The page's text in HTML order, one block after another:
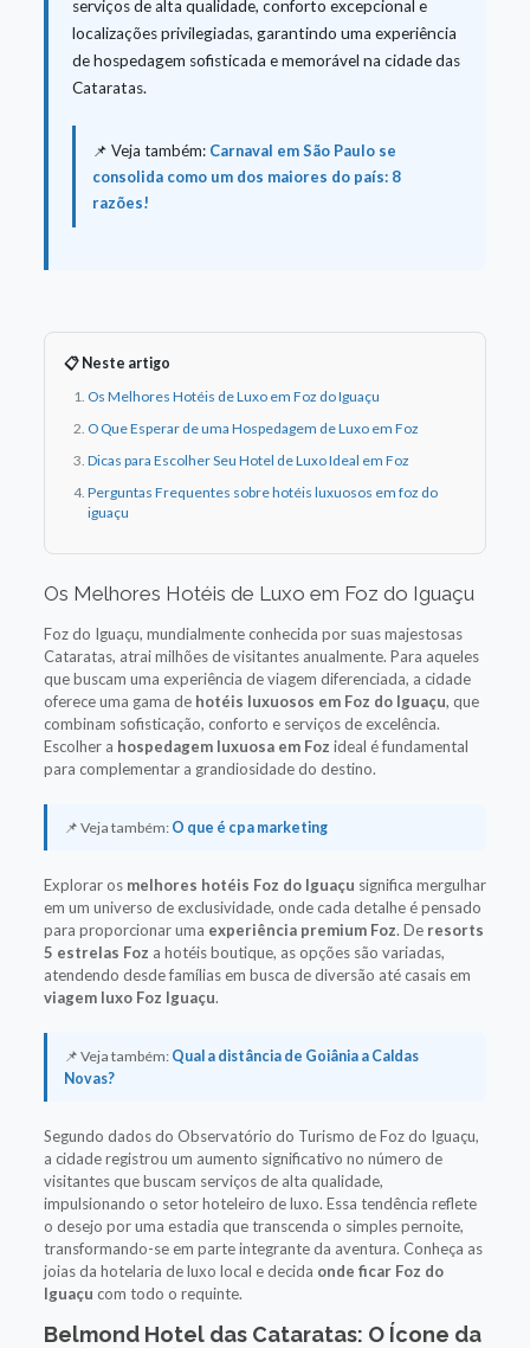
serviços de alta qualidade, conforto excepcional e
localizações privilegiadas, garantindo uma experiência
de hospedagem sofisticada e memorável na cidade das
Cataratas.
📌 Veja também: Carnaval em São Paulo se
consolida como um dos maiores do país: 8
razões!
📋 Neste artigo
Os Melhores Hotéis de Luxo em Foz do Iguaçu
O Que Esperar de uma Hospedagem de Luxo em Foz
Dicas para Escolher Seu Hotel de Luxo Ideal em Foz
Perguntas Frequentes sobre hotéis luxuosos em foz do
iguaçu
Os Melhores Hotéis de Luxo em Foz do Iguaçu
Foz do Iguaçu, mundialmente conhecida por suas majestosas
Cataratas, atrai milhões de visitantes anualmente. Para aqueles
que buscam uma experiência de viagem diferenciada, a cidade
oferece uma gama de hotéis luxuosos em Foz do Iguaçu, que
combinam sofisticação, conforto e serviços de excelência.
Escolher a hospedagem luxuosa em Foz ideal é fundamental
para complementar a grandiosidade do destino.
📌 Veja também: O que é cpa marketing
Explorar os melhores hotéis Foz do Iguaçu significa mergulhar
em um universo de exclusividade, onde cada detalhe é pensado
para proporcionar uma experiência premium Foz. De resorts
5 estrelas Foz a hotéis boutique, as opções são variadas,
atendendo desde famílias em busca de diversão até casais em
viagem luxo Foz Iguaçu.
📌 Veja também: Qual a distância de Goiânia a Caldas
Novas?
Segundo dados do Observatório do Turismo de Foz do Iguaçu,
a cidade registrou um aumento significativo no número de
visitantes que buscam serviços de alta qualidade,
impulsionando o setor hoteleiro de luxo. Essa tendência reflete
o desejo por uma estadia que transcenda o simples pernoite,
transformando-se em parte integrante da aventura. Conheça as
joias da hotelaria de luxo local e decida onde ficar Foz do
Iguaçu com todo o requinte.
Belmond Hotel das Cataratas: O Ícone da